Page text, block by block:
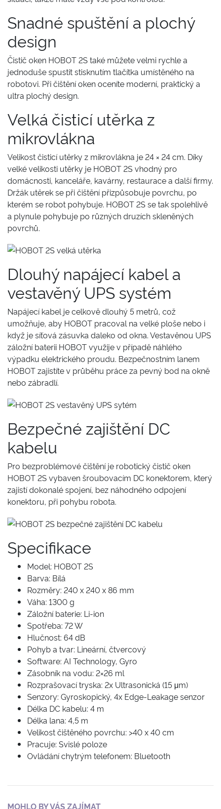
Snadné spuštění a plochý
design
Čistič oken HOBOT 2S také můžete velmi rychle a
jednoduše spustit stisknutím tlačítka umístěného na
robotovi. Při čištění oken oceníte moderní, praktický a
ultra plochý design.
Velká čisticí utěrka z
mikrovlákna
Velikost čisticí utěrky z mikrovlákna je 24 × 24 cm. Díky
velké velikosti utěrky je HOBOT 2S vhodný pro
domácnosti, kanceláře, kavárny, restaurace a další firmy.
Držák utěrek se při čištění přizpůsobuje povrchu, po
kterém se robot pohybuje. HOBOT 2S se tak spolehlivě
a plynule pohybuje po různých druzích skleněných
povrchů.
Dlouhý napájecí kabel a
vestavěný UPS systém
Napájecí kabel je celkově dlouhý 5 metrů, což
umožňuje, aby HOBOT pracoval na velké ploše nebo i
když je síťová zásuvka daleko od okna. Vestavěnou UPS
záložní baterii HOBOT využije v případě náhlého
výpadku elektrického proudu. Bezpečnostním lanem
HOBOT zajistíte v průběhu práce za pevný bod na okně
nebo zábradlí.
Bezpečné zajištění DC
kabelu
Pro bezproblémové čištění je robotický čistič oken
HOBOT 2S vybaven šroubovacím DC konektorem, který
zajistí dokonalé spojení, bez náhodného odpojení
konektoru, při pohybu robota.
Specifikace
Model: HOBOT 2S
Barva: Bílá
Rozměry: 240 x 240 x 86 mm
Váha: 1300 g
Záložní baterie: Li-ion
Spotřeba: 72 W
Hlučnost: 64 dB
Pohyb a tvar: Lineární, čtvercový
Software: AI Technology, Gyro
Zásobník na vodu: 2×26 ml
Rozprašovací tryska: 2x Ultrasonická (15 μm)
Senzory: Gyroskopický, 4x Edge-Leakage senzor
Délka DC kabelu: 4 m
Délka lana: 4,5 m
Velikost čištěného povrchu: >40 x 40 cm
Pracuje: Svislé poloze
Ovládání chytrým telefonem: Bluetooth
MOHLO BY VÁS ZAJÍMAT